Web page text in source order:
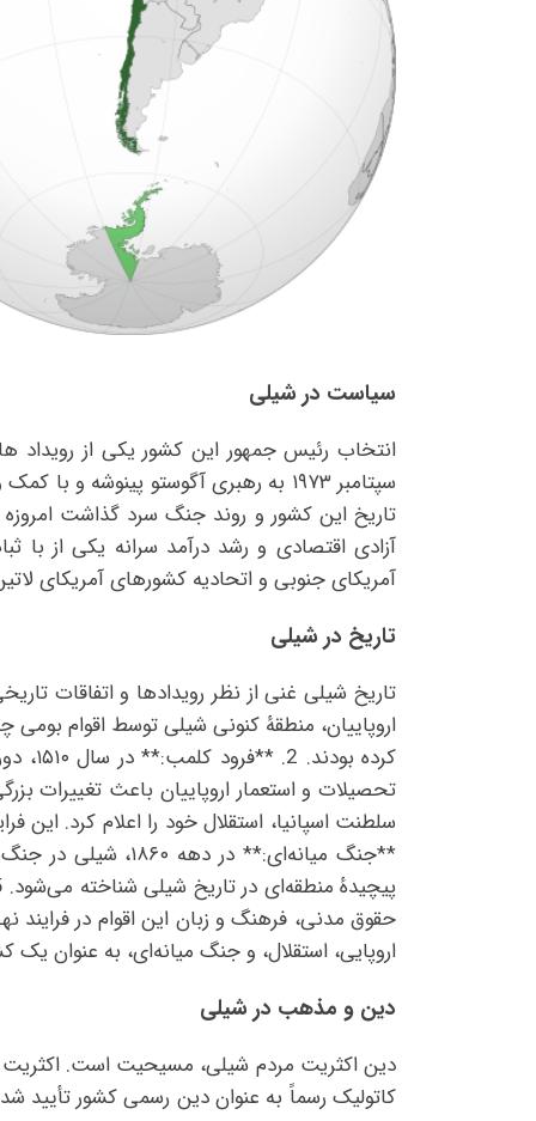
سیاست در شیلی
سپتامبر ۱۹۷۳ به رهبری آگوستو
تاریخ این کشور و روند جنگ سرد گذاشت
آزادی اقتصادی و رشد درآمد سرانه یکی از با
آمریکای جنوبی و اتحادیه کشورهای آمریکای
تاریخ در شیلی
اروپاییان، منطقهٔ کنونی شیلی توسط اقوام
کرده
**جنگ میانه‌ای:**
حقوق مدنی، فرهنگ و زبان این اقوام در فرایند
اروپایی، استقلال، و جنگ میانه‌ای، به عنوان
دین و مذهب در شیلی
دین اکثریت مردم شیلی، مسیحیت است. اکثریت
کاتولیک رسماً به عنوان دین رسمی کشور